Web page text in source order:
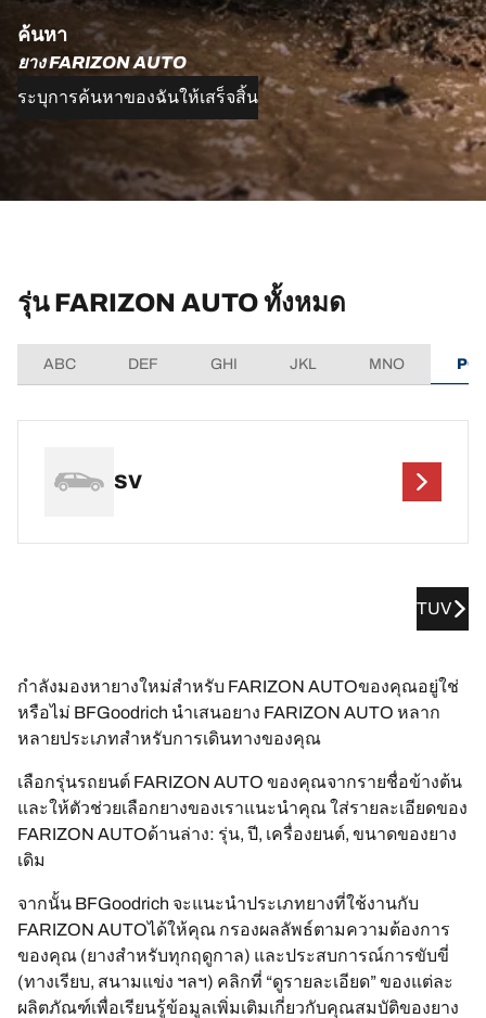
ค้นหา
ยาง FARIZON AUTO
ระบุการค้นหาของฉันให้เสร็จสิ้น
รุ่น FARIZON AUTO ทั้งหมด
ABC DEF GHI JKL MNO
SV
TUV
กำลังมองหายางใหม่สำหรับ FARIZON AUTOของคุณอยู่ใช่
หรือไม่ BFGoodrich นำเสนอยาง FARIZON AUTO หลาก
หลายประเภทสำหรับการเดินทางของคุณ
เลือกรุ่นรถยนต์ FARIZON AUTO ของคุณจากรายชื่อข้างต้น
และให้ตัวช่วยเลือกยางของเราแนะนำคุณ ใส่รายละเอียดของ
FARIZON AUTOด้านล่าง: รุ่น, ปี, เครื่องยนต์, ขนาดของยาง
เดิม
จากนั้น BFGoodrich จะแนะนำประเภทยางที่ใช้งานกับ
FARIZON AUTOได้ให้คุณ กรองผลลัพธ์ตามความต้องการ
ของคุณ (ยางสำหรับทุกฤดูกาล) และประสบการณ์การขับขี่
(ทางเรียบ, สนามแข่ง ฯลฯ) คลิกที่ “ดูรายละเอียด” ของแต่ละ
ผลิตภัณฑ์เพื่อเรียนรู้ข้อมูลเพิ่มเติมเกี่ยวกับคุณสมบัติของยาง